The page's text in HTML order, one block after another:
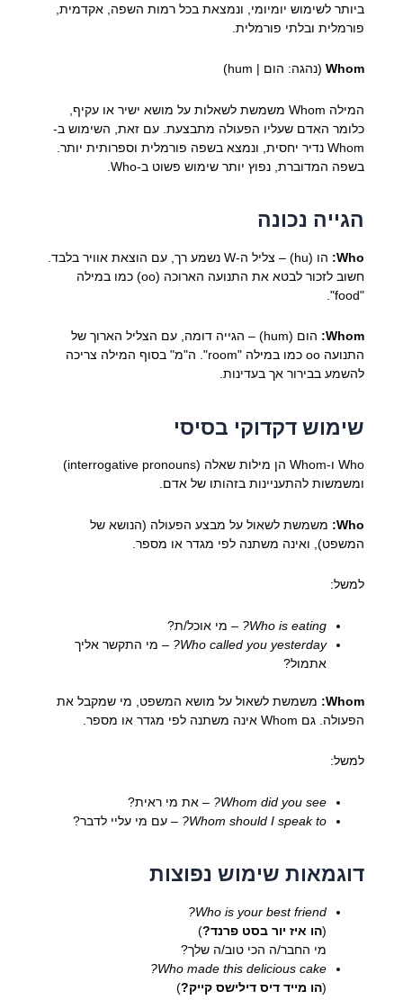
ביותר לשימוש יומיומי, ונמצאת בכל רמות השפה, אקדמית,
פורמלית ובלתי פורמלית.
Whom(נהגה: הום | hum)
המילה Whom משמשת לשאלות על מושא ישיר או עקיף,
כלומר האדם שעליו הפעולה מתבצעת. עם זאת, השימוש ב-
Whom נדיר יחסית, ונמצא בשפה פורמלית וספרותית יותר.
בשפה המדוברת, נפוץ יותר שימוש פשוט ב-Who.
הגייה נכונה
Who:
הו (hu) – צליל ה-W נשמע רך, עם הוצאת אוויר בלבד.
חשוב לזכור לבטא את התנועה הארוכה (oo) כמו במילה
"food".
Whom:
הום (hum) – הגייה דומה, עם הצליל הארוך של
התנועה oo כמו במילה "room". ה"מ" בסוף המילה צריכה
להשמע בבירור אך בעדינות.
שימוש דקדוקי בסיסי
Who ו-Whom הן מילות שאלה (interrogative pronouns)
ומשמשות להתעניינות בזהותו של אדם.
Who:
משמשת לשאול על מבצע הפעולה (הנושא של
המשפט), ואינה משתנה לפי מגדר או מספר.
למשל:
Who is eating?
– מי אוכל/ת?
Who called you yesterday?
– מי התקשר אליך
אתמול?
Whom:
משמשת לשאול על מושא המשפט, מי שמקבל את
הפעולה. גם Whom אינה משתנה לפי מגדר או מספר.
למשל:
Whom did you see?
– את מי ראית?
Whom should I speak to?
– עם מי עליי לדבר?
דוגמאות שימוש נפוצות
Who is your best friend?
(הו איז יור בסט פרנד?)
מי החבר/ה הכי טוב/ה שלך?
Who made this delicious cake?
(הו מייד דיס דילישס קייק?)